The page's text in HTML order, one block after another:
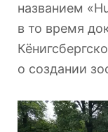
названием
в то время
о создании